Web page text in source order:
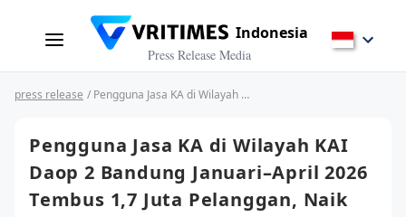
Indonesia
Press Release Media
press release / Pengguna Jasa KA di Wilayah KAI Daop 2 Bandung Januari–April 2026 Tembus 1,7 Juta Pelanggan, Naik 9,42 Persen
Pengguna Jasa KA di Wilayah KAI
Daop 2 Bandung Januari–April 2026
Tembus 1,7 Juta Pelanggan, Naik